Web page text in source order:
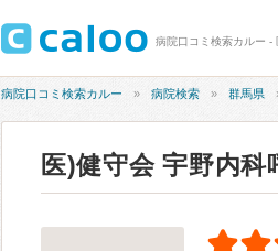
病院口コミ検索カルー -
病院口コミ検索カルー 病院検索 群馬県
医)健守会 宇野内科